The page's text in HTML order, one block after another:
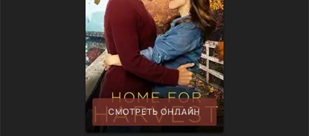
СМОТРЕТЬ ОНЛАЙН